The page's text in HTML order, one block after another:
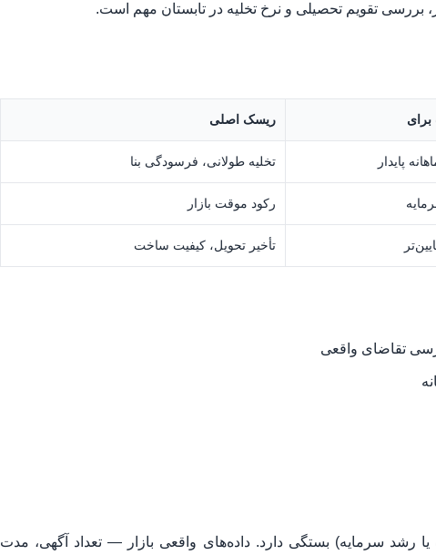
بررسی تقویم تحصیلی و نرخ تخلیه در تابستان مهم است.
ریسک اصلی
پایدار تخلیه طولانی، فرسودگی بنا
رکود موقت بازار
تأخیر تحویل، کیفیت ساخت
تقاضای واقعی
رشد سرمایه) بستگی دارد. داده‌های واقعی بازار — تعداد آگهی، مدت